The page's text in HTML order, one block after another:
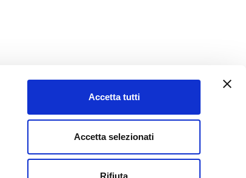
Accetta tutti
Accetta selezionati
Rifiuta